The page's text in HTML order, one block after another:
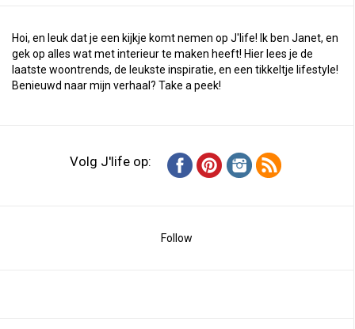
Hoi, en leuk dat je een kijkje komt nemen op J'life! Ik ben Janet, en
gek op alles wat met interieur te maken heeft! Hier lees je de
laatste woontrends, de leukste inspiratie, en een tikkeltje lifestyle!
Benieuwd naar mijn verhaal? Take a peek!
Volg J'life op:
Follow